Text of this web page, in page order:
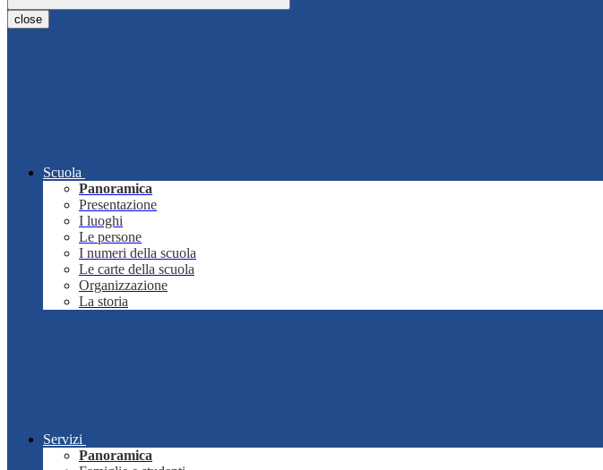
close
Scuola
Panoramica
Presentazione
I luoghi
Le persone
I numeri della scuola
Le carte della scuola
Organizzazione
La storia
Servizi
Panoramica